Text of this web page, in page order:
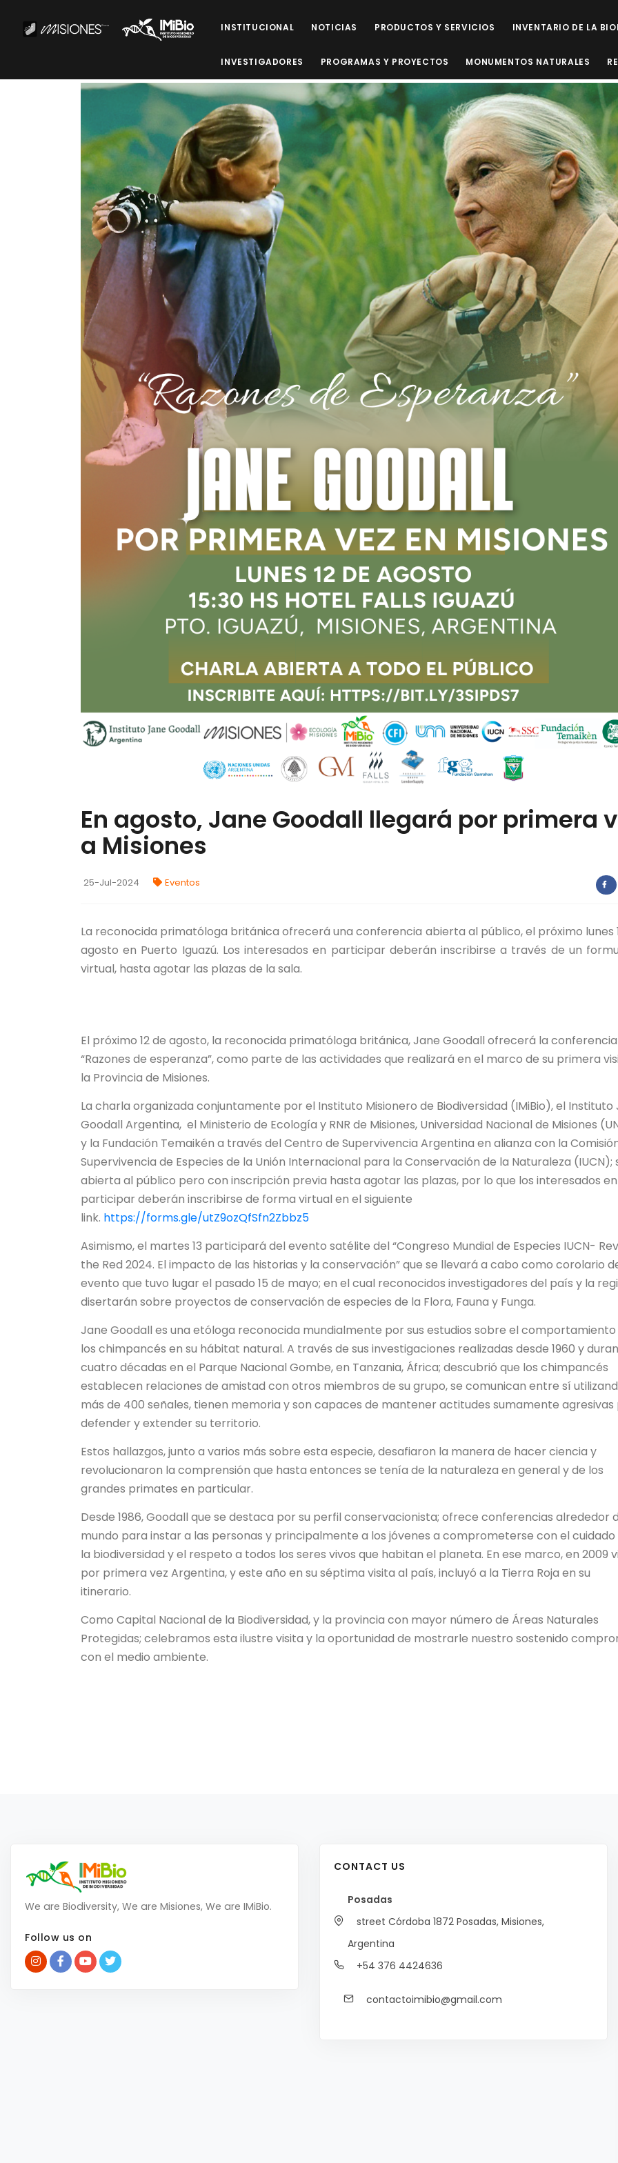
INSTITUCIONAL NOTICIAS PRODUCTOS Y SERVICIOS INVENTARIO DE LA
INVESTIGADORES PROGRAMAS Y PROYECTOS MONUMENTOS NATURALES
En agosto, Jane Goodall llegará por primera
a Misiones
25-Jul-2024 Eventos
La reconocida primatóloga británica ofrecerá una conferencia abierta al público, el próximo lunes
agosto en Puerto Iguazú. Los interesados en participar deberán inscribirse a través de un
virtual, hasta agotar las plazas de la sala.
El próximo 12 de agosto, la reconocida primatóloga británica, Jane Goodall ofrecerá la conferencia
“Razones de esperanza”, como parte de las actividades que realizará en el marco de su primera
la Provincia de Misiones.
La charla organizada conjuntamente por el Instituto Misionero de Biodiversidad (IMiBio), el Instituto
Goodall Argentina, el Ministerio de Ecología y RNR de Misiones, Universidad Nacional de Misiones
y la Fundación Temaikén a través del Centro de Supervivencia Argentina en alianza con la
Supervivencia de Especies de la Unión Internacional para la Conservación de la Naturaleza (IUCN);
abierta al público pero con inscripción previa hasta agotar las plazas, por lo que los interesados en
participar deberán inscribirse de forma virtual en el siguiente
link. https://forms.gle/utZ9ozQfSfn2Zbbz5
Asimismo, el martes 13 participará del evento satélite del “Congreso Mundial de Especies IUCN-
the Red 2024. El impacto de las historias y la conservación” que se llevará a cabo como corolario
evento que tuvo lugar el pasado 15 de mayo; en el cual reconocidos investigadores del país y la
disertarán sobre proyectos de conservación de especies de la Flora, Fauna y Funga.
Jane Goodall es una etóloga reconocida mundialmente por sus estudios sobre el
los chimpancés en su hábitat natural. A través de sus investigaciones realizadas desde 1960 y
cuatro décadas en el Parque Nacional Gombe, en Tanzania, África; descubrió que los chimpancés
establecen relaciones de amistad con otros miembros de su grupo, se comunican entre sí
más de 400 señales, tienen memoria y son capaces de mantener actitudes sumamente agresivas
defender y extender su territorio.
Estos hallazgos, junto a varios más sobre esta especie, desafiaron la manera de hacer ciencia y
revolucionaron la comprensión que hasta entonces se tenía de la naturaleza en general y de los
grandes primates en particular.
Desde 1986, Goodall que se destaca por su perfil conservacionista; ofrece conferencias alrededor
mundo para instar a las personas y principalmente a los jóvenes a comprometerse con el cuidado
la biodiversidad y el respeto a todos los seres vivos que habitan el planeta. En ese marco, en 2009
por primera vez Argentina, y este año en su séptima visita al país, incluyó a la Tierra Roja en su
itinerario.
Como Capital Nacional de la Biodiversidad, y la provincia con mayor número de Áreas Naturales
Protegidas; celebramos esta ilustre visita y la oportunidad de mostrarle nuestro sostenido
con el medio ambiente.
We are Biodiversity, We are Misiones, We are IMiBio.
Follow us on
CONTACT US
Posadas
street Córdoba 1872 Posadas, Misiones,
Argentina
+54 376 4424636
contactoimibio@gmail.com